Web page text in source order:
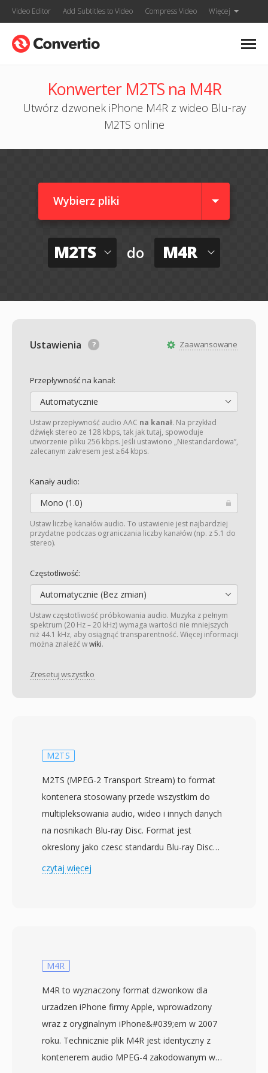
Video Editor Add Subtitles to Video Compress Video Więcej
Konwerter M2TS na M4R
Utwórz dzwonek iPhone M4R z wideo Blu-ray
M2TS online
Wybierz pliki
M2TS do M4R
Zaawansowane
Ustawienia
Przepływność na kanał:
Automatycznie
Ustaw przepływność audio AAC na kanał. Na przykład
dźwięk stereo ze 128 kbps, tak jak tutaj, spowoduje
utworzenie pliku 256 kbps. Jeśli ustawiono „Niestandardowa”,
zalecanym zakresem jest ≥64 kbps.
Kanały audio:
Mono (1.0)
Ustaw liczbę kanałów audio. To ustawienie jest najbardziej
przydatne podczas ograniczania liczby kanałów (np. z 5.1 do
stereo).
Częstotliwość:
Automatycznie (Bez zmian)
Ustaw częstotliwość próbkowania audio. Muzyka z pełnym
spektrum (20 Hz – 20 kHz) wymaga wartości nie mniejszych
niż 44.1 kHz, aby osiągnąć transparentność. Więcej informacji
można znaleźć wwiki.
Zresetuj wszystko
M2TS
M2TS (MPEG-2 Transport Stream) to format
kontenera stosowany przede wszystkim do
multipleksowania audio, wideo i innych danych
na nosnikach Blu-ray Disc. Format jest
okreslony jako czesc standardu Blu-ray Disc
Audio-Video (BDAV) opracowanego przez Blu-
znacznika czasowego dotoaczonym do
bajtowe pakiety umozliwiajace precyzyjniejsze
taktowanie i odzyskiwanie po bledach podczas
odtwarzania z nosnika optycznego. Ta
rozszerzona struktura pakietow pomaga
utrzymac synchronizacje przy zmiennych
czytaj więcej
M4R
M4R to wyznaczony format dzwonkow dla
urzadzen iPhone firmy Apple, wprowadzony
wraz z oryginalnym iPhone&#039;em w 2007
roku. Technicznie plik M4R jest identyczny z
kontenerem audio MPEG-4 zakodowanym w